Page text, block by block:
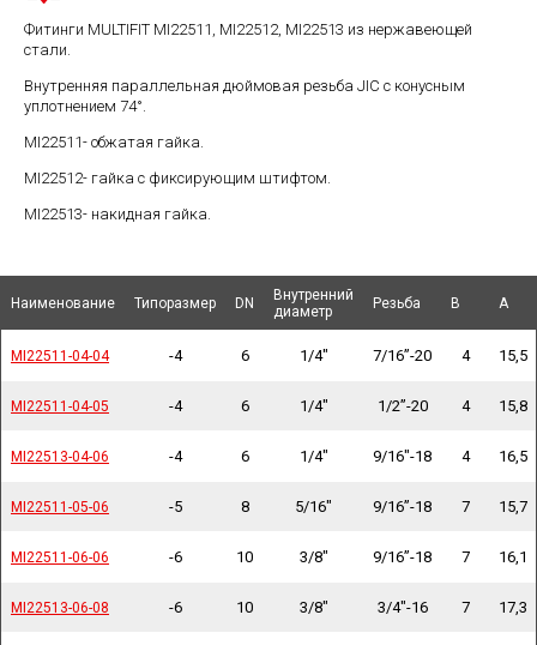
Фитинги MULTIFIT MI22511, MI22512, MI22513 из нержавеющей
стали.
Внутренняя параллельная дюймовая резьба JIC с конусным
уплотнением 74°.
MI22511- обжатая гайка.
MI22512- гайка с фиксирующим штифтом.
MI22513- накидная гайка.
Наименование Типоразмер DN
Внутренний
диаметр
Резьба B A
MI22511-04-04 -4 6 1/4" 7/16”-20 4 15,5
MI22511-04-05 -4 6 1/4" 1/2”-20 4 15,8
MI22513-04-06 -4 6 1/4" 9/16"-18 4 16,5
MI22511-05-06 -5 8 5/16" 9/16”-18 7 15,7
MI22511-06-06 -6 10 3/8" 9/16”-18 7 16,1
MI22513-06-08 -6 10 3/8" 3/4"-16 7 17,3
Наименование
MI22511-04-04
MI22511-04-05
MI22513-04-06
MI22511-05-06
MI22511-06-06
MI22513-06-08
Наименование
Наименование Типоразмер DN
Внутренний
диаметр
Резьба B A